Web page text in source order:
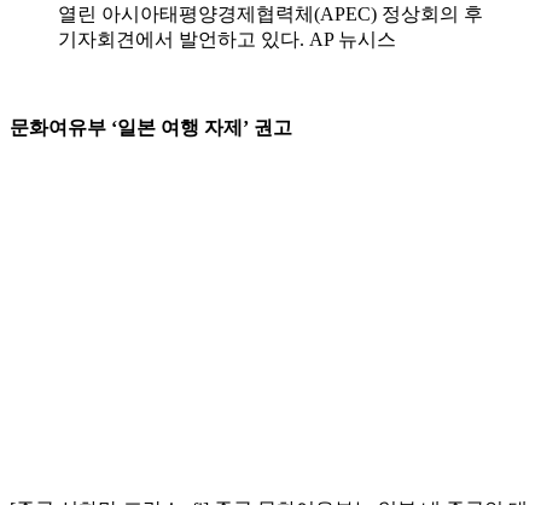
열린 아시아태평양경제협력체(APEC) 정상회의 후
기자회견에서 발언하고 있다. AP 뉴시스
문화여유부 ‘일본 여행 자제’ 권고